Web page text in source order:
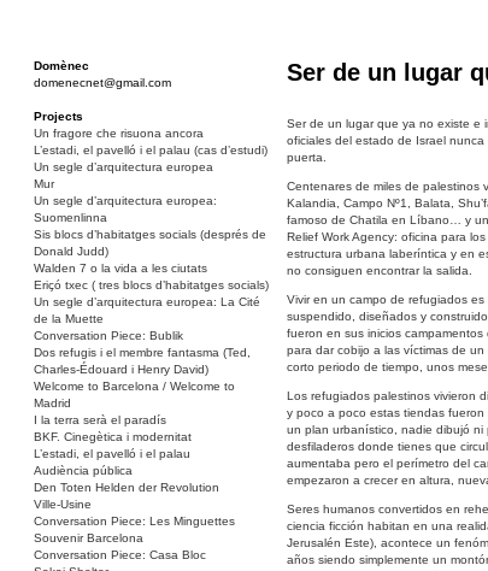
Domènec
domenecnet@gmail.com
Projects
Un fragore che risuona ancora
L’estadi, el pavelló i el palau (cas d’estudi)
Un segle d’arquitectura europea
Mur
Un segle d’arquitectura europea:
Suomenlinna
Sis blocs d’habitatges socials (després de
Donald Judd)
Walden 7 o la vida a les ciutats
Eriçó txec ( tres blocs d’habitatges socials)
Un segle d’arquitectura europea: La Cité
de la Muette
Conversation Piece: Bublik
Dos refugis i el membre fantasma (Ted,
Charles-Édouard i Henry David)
Welcome to Barcelona / Welcome to
Madrid
I la terra serà el paradís
BKF. Cinegètica i modernitat
L’estadi, el pavelló i el palau
Audiència pública
Den Toten Helden der Revolution
Ville-Usine
Conversation Piece: Les Minguettes
Souvenir Barcelona
Conversation Piece: Casa Bloc
Ser de un lugar
Ser de un lugar que ya no existe e
oficiales del estado de Israel
puerta.
Centenares de miles de palestinos
Kalandia, Campo Nº1, Balata,
famoso de Chatila en Líbano… y
Relief Work Agency: oficina para
estructura urbana laberíntica y en
no consiguen encontrar la salida.
Vivir en un campo de refugiados
suspendido, diseñados y
fueron en sus inicios
para dar cobijo a las víctimas de
corto periodo de tiempo, unos
Los refugiados palestinos vivieron
y poco a poco estas tiendas
un plan urbanístico, nadie dibujó ni
desfiladeros donde tienes que
aumentaba pero el perímetro del
empezaron a crecer en altura,
Seres humanos convertidos en
ciencia ficción habitan en una
Jerusalén Este), acontece un
años siendo simplemente un